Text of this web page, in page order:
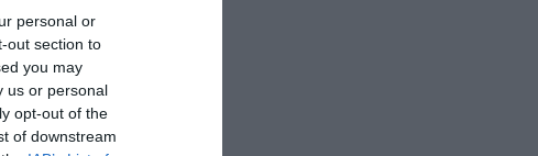
personal or
out section to
you may
us or personal
opt-out of the
of downstream